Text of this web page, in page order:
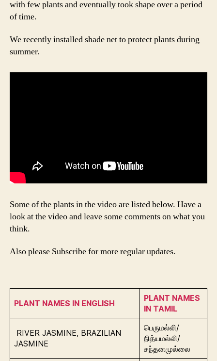
with few plants and eventually took shape over a period
of time.
We recently installed shade net to protect plants during
summer.
Some of the plants in the video are listed below. Have a
look at the video and leave some comments on what you
think.
Also please Subscribe for more regular updates.
PLANT NAMES IN ENGLISH
PLANT NAMES
IN TAMIL
RIVER JASMINE, BRAZILIAN
JASMINE
பெருமல்லி/
நித்யமல்லி/
சந்தனமுல்லை